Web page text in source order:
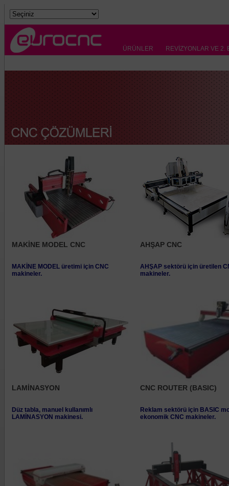
ÜRÜNLER REVİZYONLAR VE
MAKİNE MODEL CNC
MAKİNE MODEL üretimi için CNC
makineler.
AHŞAP CNC
AHŞAP sektörü için üretilen
makineler.
LAMİNASYON
Düz tabla, manuel kullanımlı
LAMİNASYON makinesi.
CNC ROUTER (BASIC)
Reklam sektörü için BASIC
ekonomik CNC makineler.